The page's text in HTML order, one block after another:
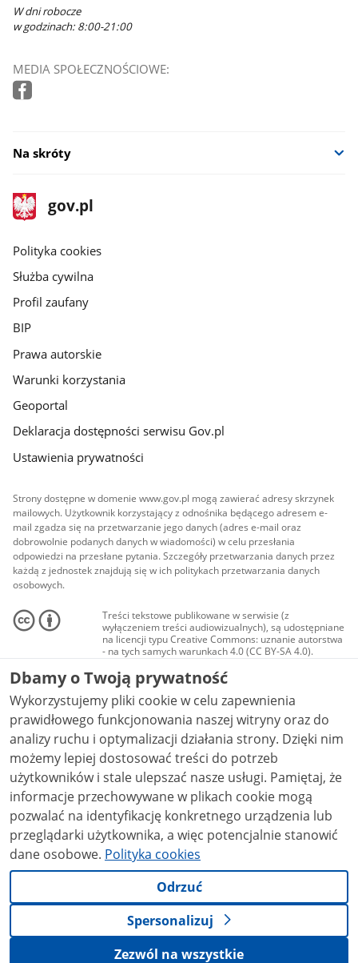
W dni robocze
w godzinach: 8:00-21:00
MEDIA SPOŁECZNOŚCIOWE:
Na skróty
stopka
gov.pl
Strona
gov.pl
gov.pl
Polityka cookies
Służba cywilna
Profil zaufany
BIP
Prawa autorskie
Warunki korzystania
Geoportal
Deklaracja dostępności serwisu Gov.pl
Ustawienia prywatności
Strony dostępne w domenie www.gov.pl mogą zawierać adresy skrzynek
mailowych. Użytkownik korzystający z odnośnika będącego adresem e-
mail zgadza się na przetwarzanie jego danych (adres e-mail oraz
dobrowolnie podanych danych w wiadomości) w celu przesłania
odpowiedzi na przesłane pytania. Szczegóły przetwarzania danych przez
każdą z jednostek znajdują się w ich politykach przetwarzania danych
osobowych.
Treści tekstowe publikowane w serwisie (z
wyłączeniem treści audiowizualnych), są udostępniane
na licencji typu Creative Commons: uznanie autorstwa
- na tych samych warunkach 4.0 (CC BY-SA 4.0).
Materiały audiowizualne, w tym zdjęcia, materiały
audio i wideo, są udostępniane na licencji typu
Creative Commons: uznanie autorstwa użycie
niekomercyjne - bez utworów zależnych 4.0 (CC BY-
NC-ND 4.0), o ile nie jest to stwierdzone inaczej.
Dbamy o Twoją prywatność
Wykorzystujemy pliki cookie w celu zapewnienia
prawidłowego funkcjonowania naszej witryny oraz do
analizy ruchu i optymalizacji działania strony. Dzięki nim
możemy lepiej dostosować treści do potrzeb
użytkowników i stale ulepszać nasze usługi. Pamiętaj, że
informacje przechowywane w plikach cookie mogą
pozwalać na identyfikację konkretnego urządzenia lub
przeglądarki użytkownika, a więc potencjalnie stanowić
dane osobowe. Polityka cookies
Odrzuć
Spersonalizuj
Zezwól na wszystkie